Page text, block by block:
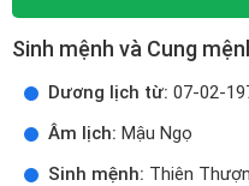
Sinh mệnh và Cung
Dương lịch từ: 07-02-
Âm lịch: Mậu Ngọ
Sinh mệnh: Thiên